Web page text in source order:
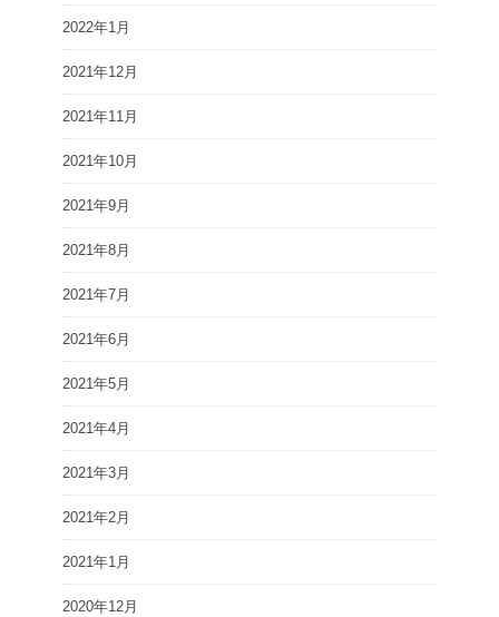
2022年1月
2021年12月
2021年11月
2021年10月
2021年9月
2021年8月
2021年7月
2021年6月
2021年5月
2021年4月
2021年3月
2021年2月
2021年1月
2020年12月